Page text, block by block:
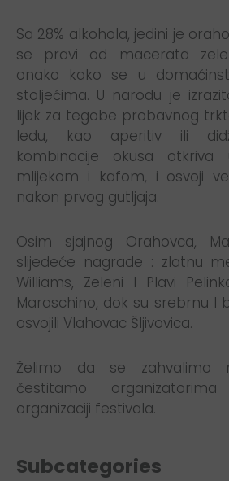
Sa 28% alkohola, jedini je
se pravi od macerata
onako kako se u
stoljećima. U narodu je
lijek za tegobe probavnog
ledu, kao aperitiv ili
kombinacije okusa
mlijekom i kafom, i osvoji
nakon prvog gutljaja.
Osim sjajnog Orahovca,
slijedeće nagrade : zlatnu
Williams, Zeleni I Plavi
Maraschino, dok su srebrnu I
osvojili Vlahovac Šljivovica.
Želimo da se zahvalimo
čestitamo
organizaciji festivala.
Subcategories